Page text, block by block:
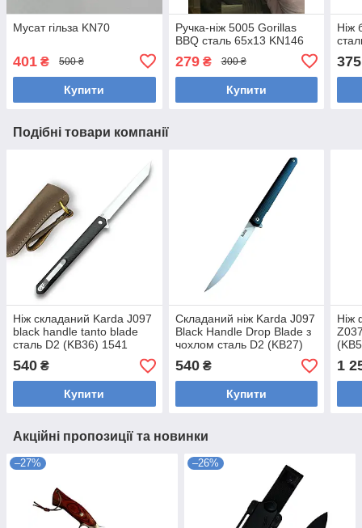
Мусат гільза KN70
401 ₴ 500 ₴
Купити
Ручка-ніж 5005 Gorillas
BBQ сталь 65х13 KN146
279₴ 300 ₴
Купити
Ніж
375
Подібні товари компанії
Ніж складаний Karda J097
black handle tanto blade
сталь D2 (KB36) 1541
540 ₴
Купити
Складаний ніж Karda J097
Black Handle Drop Blade з
чохлом сталь D2 (KB27)
1542
540₴
Купити
Ніж
1
Акційні пропозиції та новинки
–27% –26%